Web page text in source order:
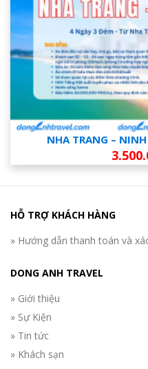
NHA TRANG –
HỖ TRỢ KHÁCH HÀNG
» Hướng dẫn thanh toán và
DONG ANH TRAVEL
» Giới thiệu
» Sự Kiện
» Tin tức
» Khách sạn